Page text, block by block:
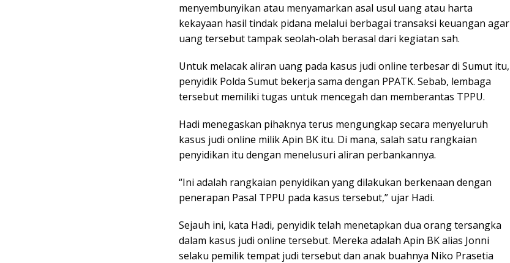
menyembunyikan atau menyamarkan asal usul uang atau harta
kekayaan hasil tindak pidana melalui berbagai transaksi keuangan agar
uang tersebut tampak seolah-olah berasal dari kegiatan sah.
Untuk melacak aliran uang pada kasus judi online terbesar di Sumut itu,
penyidik Polda Sumut bekerja sama dengan PPATK. Sebab, lembaga
tersebut memiliki tugas untuk mencegah dan memberantas TPPU.
Hadi menegaskan pihaknya terus mengungkap secara menyeluruh
kasus judi online milik Apin BK itu. Di mana, salah satu rangkaian
penyidikan itu dengan menelusuri aliran perbankannya.
“Ini adalah rangkaian penyidikan yang dilakukan berkenaan dengan
penerapan Pasal TPPU pada kasus tersebut,” ujar Hadi.
Sejauh ini, kata Hadi, penyidik telah menetapkan dua orang tersangka
dalam kasus judi online tersebut. Mereka adalah Apin BK alias Jonni
selaku pemilik tempat judi tersebut dan anak buahnya Niko Prasetia